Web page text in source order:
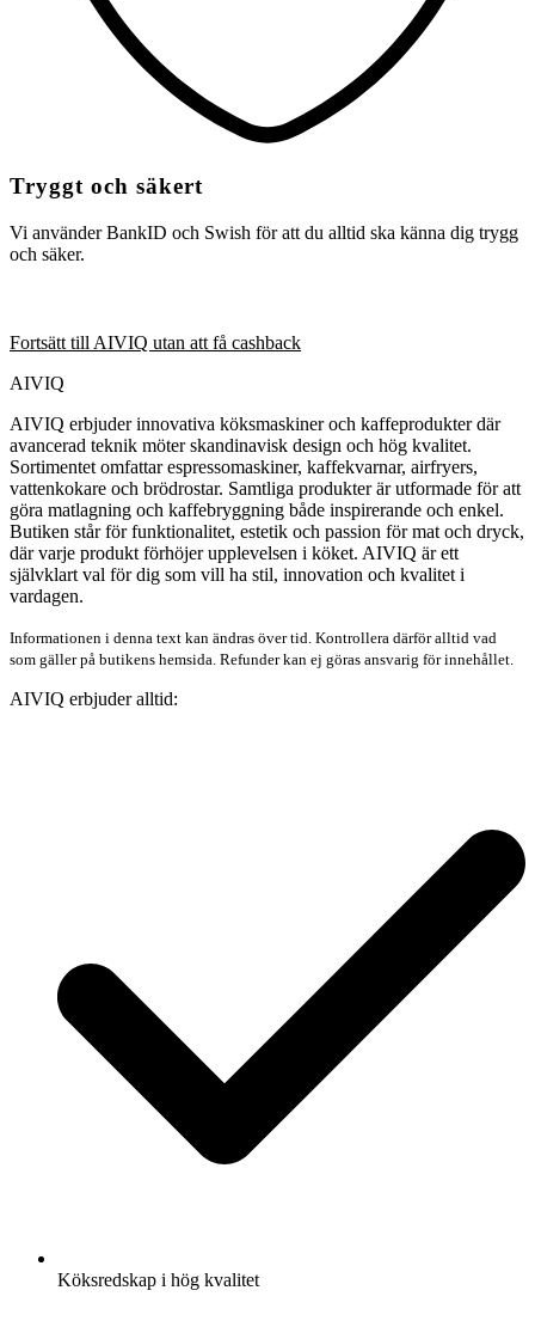
Tryggt och säkert
Vi använder BankID och Swish för att du alltid ska känna dig trygg
och säker.
Fortsätt till AIVIQ utan att få cashback
AIVIQ
AIVIQ erbjuder innovativa köksmaskiner och kaffeprodukter där
avancerad teknik möter skandinavisk design och hög kvalitet.
Sortimentet omfattar espressomaskiner, kaffekvarnar, airfryers,
vattenkokare och brödrostar. Samtliga produkter är utformade för att
göra matlagning och kaffebryggning både inspirerande och enkel.
Butiken står för funktionalitet, estetik och passion för mat och dryck,
där varje produkt förhöjer upplevelsen i köket. AIVIQ är ett
självklart val för dig som vill ha stil, innovation och kvalitet i
vardagen.
Informationen i denna text kan ändras över tid. Kontrollera därför alltid vad
som gäller på butikens hemsida. Refunder kan ej göras ansvarig för innehållet.
AIVIQ erbjuder alltid:
Köksredskap i hög kvalitet